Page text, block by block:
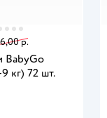
р.
BabyGo
кг) 72 шт.